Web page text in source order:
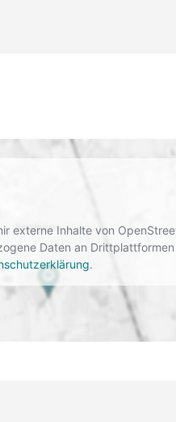
externe Inhalte von
Daten an
.